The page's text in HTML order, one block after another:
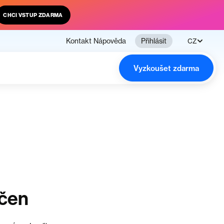
CHCI VSTUP ZDARMA
Kontakt Nápověda Přihlásit CZ
Vyzkoušet zdarma